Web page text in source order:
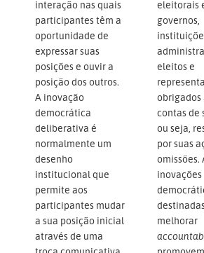
interação nas quais
participantes têm a
oportunidade de
expressar suas
posições e ouvir a
posição dos outros.
A inovação
democrática
deliberativa é
normalmente um
desenho
institucional que
permite aos
participantes mudar
a sua posição inicial
através de uma
eleitorais
governos,
eleitos e
obrigados
contas de
ou seja,
por suas
omissões.
inovações
melhorar